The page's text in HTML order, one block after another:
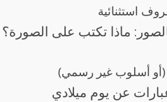
استثنائية
ماذا تكتب على الصورة؟
(أو أسلوب غير رسمي)
عن يوم ميلادي